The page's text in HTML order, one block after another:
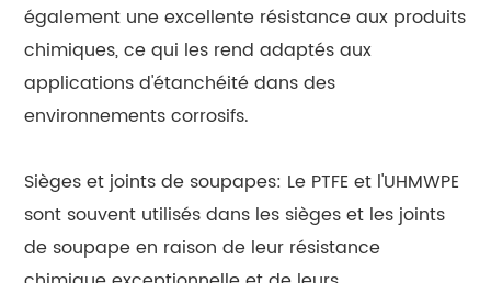
également une excellente résistance aux produits
chimiques, ce qui les rend adaptés aux
applications d'étanchéité dans des
environnements corrosifs.
Sièges et joints de soupapes: Le PTFE et l'UHMWPE
sont souvent utilisés dans les sièges et les joints
de soupape en raison de leur résistance